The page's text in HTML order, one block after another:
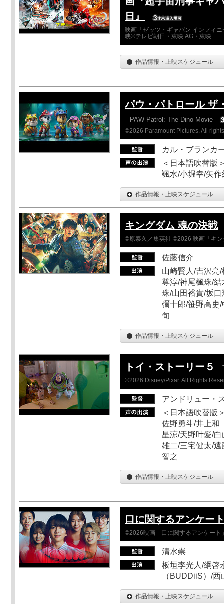
日』
映画「ゼッツ・ギャバン インフィ
映©テレビ朝日・東映 AG・東映
作品情報・上映スケジュール
パウ・パトロール ザ
PAW Patrol: The Dino Movie
©2026 Paramount Pictures. All
カル・ブランカ
＜日本語吹替版
颯水/小堀幸/矢作
作品情報・上映スケジュール
キングダム 魂の決戦
©原泰久／集英社 ©2026 映画「キ
佐藤信介
山崎賢人/吉沢亮
尊淳/神尾楓珠/
珠/山田裕貴/坂
彌十郎/笹野高史
旬
作品情報・上映スケジュール
トイ・ストーリー５
©2026 Disney/Pixar. All Rights
アンドリュー・
＜日本語吹替版
佐野勇斗/井上和
星涼/天野叶愛/
雄二/三宅健太/
智之
作品情報・上映スケジュール
口に関するアンケー
©2026映画「口に関するアンケート
清水崇
板垣李光人/綱啓
（BUDDiiS）/
作品情報・上映スケジュール